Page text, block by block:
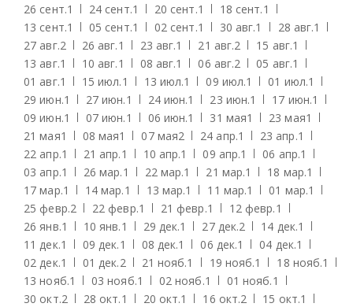
26 сент.1 24 сент.1 20 сент.1 18 сент.1
13 сент.1 05 сент.1 02 сент.1 30 авг.1 28 авг.1
27 авг.2 26 авг.1 23 авг.1 21 авг.2 15 авг.1
13 авг.1 10 авг.1 08 авг.1 06 авг.2 05 авг.1
01 авг.1 15 июл.1 13 июл.1 09 июл.1 01 июл.1
29 июн.1 27 июн.1 24 июн.1 23 июн.1 17 июн.1
09 июн.1 07 июн.1 06 июн.1 31 мая1 23 мая1
21 мая1 08 мая1 07 мая2 24 апр.1 23 апр.1
22 апр.1 21 апр.1 10 апр.1 09 апр.1 06 апр.1
03 апр.1 26 мар.1 22 мар.1 21 мар.1 18 мар.1
17 мар.1 14 мар.1 13 мар.1 11 мар.1 01 мар.1
25 февр.2 22 февр.1 21 февр.1 12 февр.1
26 янв.1 10 янв.1 29 дек.1 27 дек.2 14 дек.1
11 дек.1 09 дек.1 08 дек.1 06 дек.1 04 дек.1
02 дек.1 01 дек.2 21 нояб.1 19 нояб.1 18 нояб.1
13 нояб.1 03 нояб.1 02 нояб.1 01 нояб.1
30 окт.2 28 окт.1 20 окт.1 16 окт.2 15 окт.1